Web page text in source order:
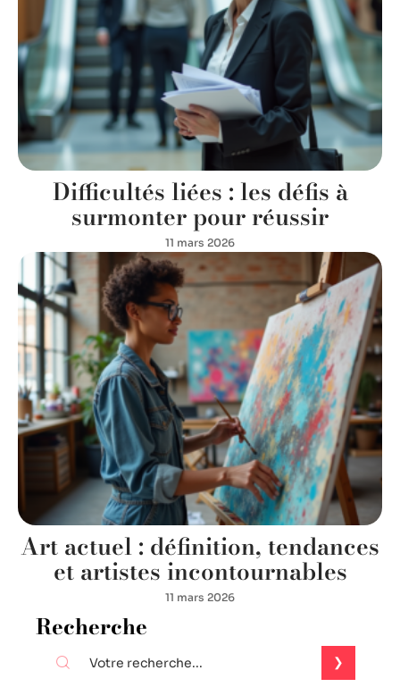
Difficultés liées : les défis à
surmonter pour réussir
11 mars 2026
Art actuel : définition, tendances
et artistes incontournables
11 mars 2026
Recherche